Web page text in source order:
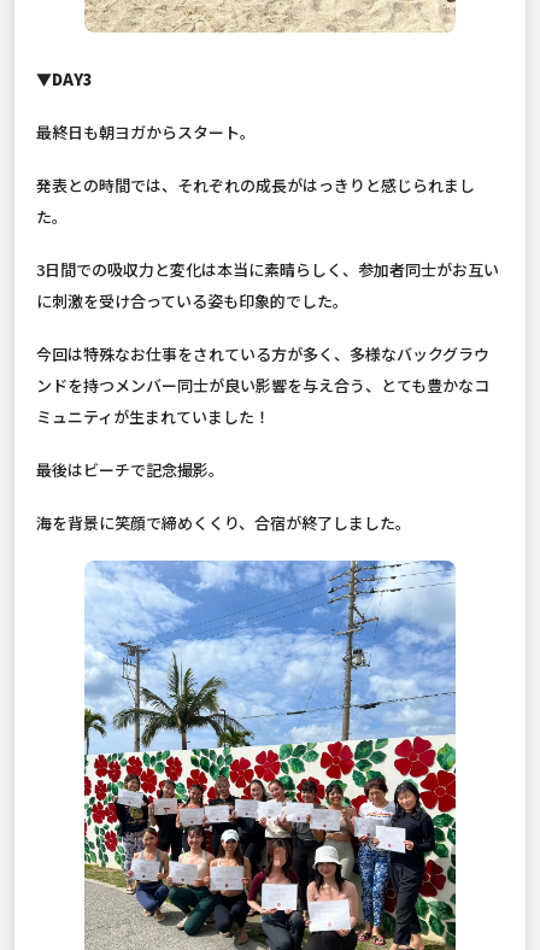
▼DAY3
最終日も朝ヨガからスタート。
発表との時間では、それぞれの成長がはっきりと感じられまし
た。
3日間での吸収力と変化は本当に素晴らしく、参加者同士がお互い
に刺激を受け合っている姿も印象的でした。
今回は特殊なお仕事をされている方が多く、多様なバックグラウ
ンドを持つメンバー同士が良い影響を与え合う、とても豊かなコ
ミュニティが生まれていました！
最後はビーチで記念撮影。
海を背景に笑顔で締めくくり、合宿が終了しました。